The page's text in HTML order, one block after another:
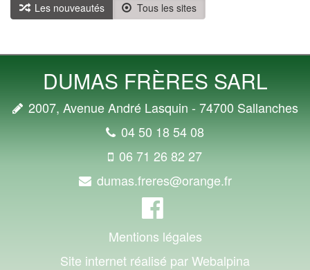
Les nouveautés
Tous les sites
DUMAS FRÈRES SARL
2007, Avenue André Lasquin - 74700 Sallanches
04 50 18 54 08
06 71 26 82 27
dumas.freres@orange.fr
Mentions légales
Site internet réalisé par Webalpina